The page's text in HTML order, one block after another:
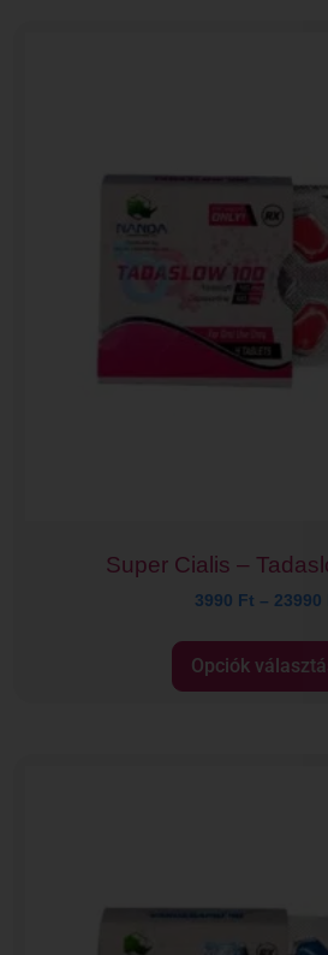
Super Cialis –
3990 Ft – 23990
Opciók